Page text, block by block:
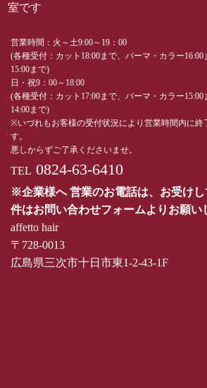
室です
営業時間：火～土9:00～19：00
(各種受付：カット18:00まで、パーマ・カラー
15:00まで)
日・祝9：00～18:00
(各種受付：カット17:00まで、パーマ・カラー
14:00まで)
※いづれもお客様の受付状況により営業時間内に終
す。
悪しからずご了承くださいませ。
TEL 0824-63-6410
※企業様へ 営業のお電話は、お受け
件はお問い合わせフォームよりお願い
affetto hair
〒728-0013
広島県三次市十日市東1-2-43-1F